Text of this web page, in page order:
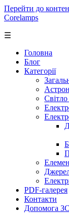
Перейти до
Corelamps
☰
Головна
Блог
Категорії
Світло
PDF-галерея
Контакти
Допомога